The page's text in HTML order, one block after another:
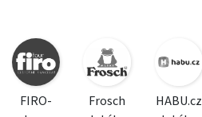
FIRO-
Frosch
HABU.cz